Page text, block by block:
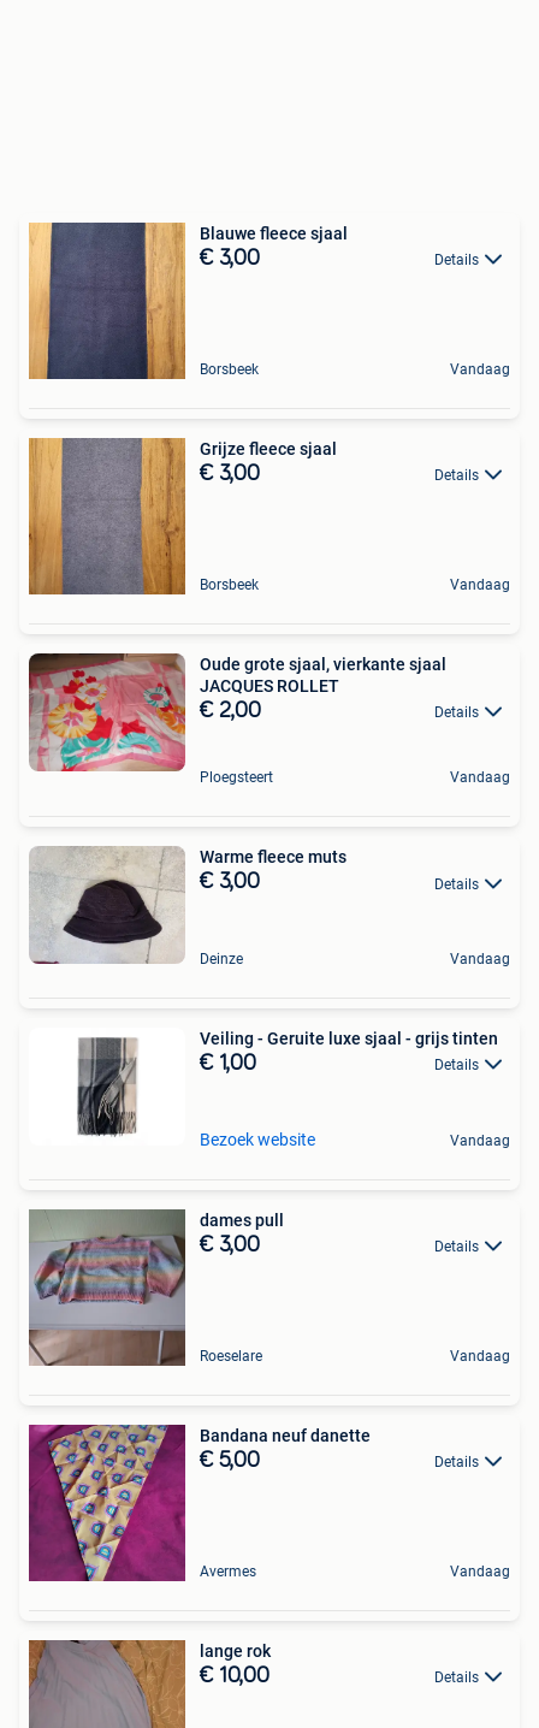
Blauwe fleece sjaal
€ 3,00 Details
Borsbeek Vandaag
Grijze fleece sjaal
€ 3,00 Details
Borsbeek Vandaag
Oude grote sjaal, vierkante sjaal
JACQUES ROLLET
€ 2,00 Details
Ploegsteert Vandaag
Warme fleece muts
€ 3,00 Details
Deinze Vandaag
Veiling - Geruite luxe sjaal - grijs tinten
€ 1,00 Details
Bezoek website Vandaag
dames pull
€ 3,00 Details
Roeselare Vandaag
Bandana neuf danette
€ 5,00 Details
Avermes Vandaag
lange rok
€ 10,00 Details